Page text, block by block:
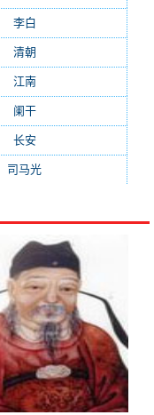
李白
清朝
江南(805)
阑干(723)
长安(695)
司马光